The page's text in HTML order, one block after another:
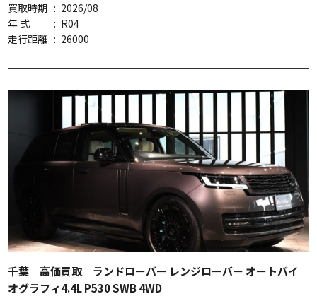
買取時期 : 2026/08
年 式
: R04
走行距離 : 26000
千葉 高価買取 ランドローバー レンジローバー オートバイ
オグラフィ4.4L P530 SWB 4WD